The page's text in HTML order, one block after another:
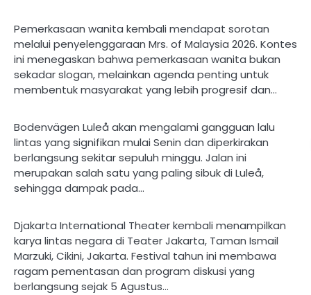
Pemerkasaan wanita kembali mendapat sorotan
melalui penyelenggaraan Mrs. of Malaysia 2026. Kontes
ini menegaskan bahwa pemerkasaan wanita bukan
sekadar slogan, melainkan agenda penting untuk
membentuk masyarakat yang lebih progresif dan…
Bodenvägen Luleå akan mengalami gangguan lalu
lintas yang signifikan mulai Senin dan diperkirakan
berlangsung sekitar sepuluh minggu. Jalan ini
merupakan salah satu yang paling sibuk di Luleå,
sehingga dampak pada…
Djakarta International Theater kembali menampilkan
karya lintas negara di Teater Jakarta, Taman Ismail
Marzuki, Cikini, Jakarta. Festival tahun ini membawa
ragam pementasan dan program diskusi yang
berlangsung sejak 5 Agustus…